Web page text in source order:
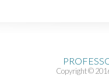
Copyright ©